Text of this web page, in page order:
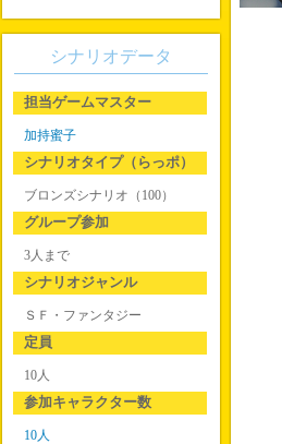
シナリオデータ
担当ゲームマスター
加持蜜子
シナリオタイプ（らっポ）
ブロンズシナリオ（100）
グループ参加
3人まで
シナリオジャンル
ＳＦ・ファンタジー
定員
10人
参加キャラクター数
10人